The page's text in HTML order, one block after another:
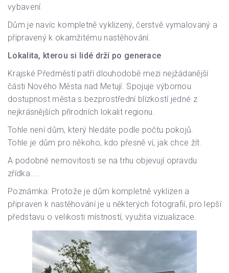
vybavení.
Dům je navíc kompletně vyklizený, čerstvě vymalovaný a
připravený k okamžitému nastěhování.
Lokalita, kterou si lidé drží po generace
Krajské Předměstí patří dlouhodobě mezi nejžádanější
části Nového Města nad Metují. Spojuje výbornou
dostupnost města s bezprostřední blízkostí jedné z
nejkrásnějších přírodních lokalit regionu.
Tohle není dům, který hledáte podle počtu pokojů.
Tohle je dům pro někoho, kdo přesně ví, jak chce žít.
A podobné nemovitosti se na trhu objevují opravdu
zřídka....
Poznámka: Protože je dům kompletně vyklizen a
připraven k nastěhování je u některých fotografií, pro lepší
představu o velikosti místností, využita vizualizace.